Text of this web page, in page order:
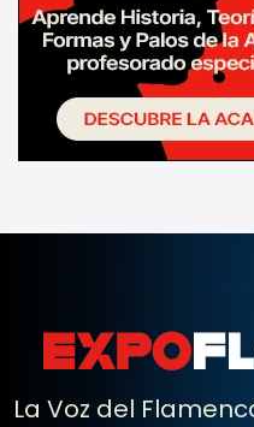
La Voz del